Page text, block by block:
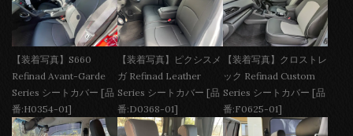
【装着写真】S660
Refinad Avant-Garde
Series シートカバー [品
番:H0354-01]
【装着写真】ピクシスメ
ガ Refinad Leather
Series シートカバー [品
番:D0368-01]
【装着写真】クロストレ
ック Refinad Custom
Series シートカバー [品
番:F0625-01]